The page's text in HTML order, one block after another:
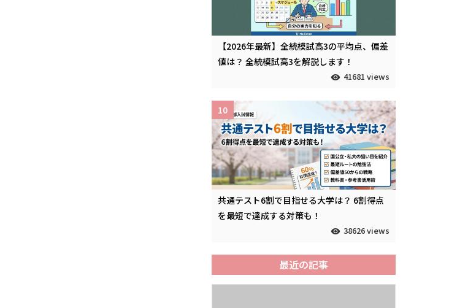
【2026年最新】全統模試高3の平均点、偏差
値は？ 全統模試高3を解説します！
41681 views
共通テスト6割で目指せる大学は？ 6割得点
を最短で達成する対策も！
38626 views
10
最近の記事